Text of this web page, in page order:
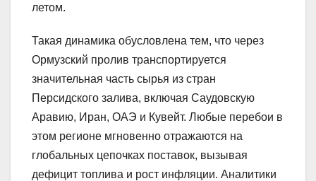
летом.
Такая динамика обусловлена тем, что через
Ормузский пролив транспортируется
значительная часть сырья из стран
Персидского залива, включая Саудовскую
Аравию, Иран, ОАЭ и Кувейт. Любые перебои в
этом регионе мгновенно отражаются на
глобальных цепочках поставок, вызывая
дефицит топлива и рост инфляции. Аналитики